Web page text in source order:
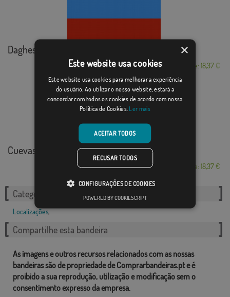
Daghestan
Desde: 18,37 €
Cuevas Bajas
Desde: 18,37 €
Categorias relacionadas:
Localizações,
Compartilhe esta bandeira
As imagens e outros recursos relacionados com as nossas
bandeiras são de propriedade de Comprarbandeiras.pt e é
proibido a sua reprodução, utilização e modificação sem o
consentimento expresso da empresa.
×
Este website usa cookies
Este website usa cookies para melhorar a experiência
do usuário. Ao utilizar o nosso website, estará a
concordar com todos os cookies de acordo com nossa
Política de Cookies. Ler mais
ACEITAR TODOS
RECUSAR TODOS
CONFIGURAÇÕES DE COOKIES
POWERED BY COOKIESCRIPT